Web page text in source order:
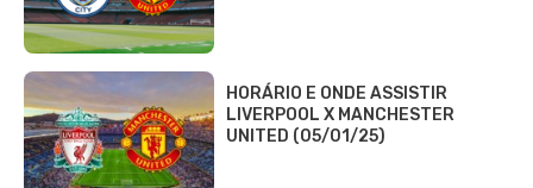
HORÁRIO E ONDE ASSISTIR
LIVERPOOL X MANCHESTER
UNITED (05/01/25)